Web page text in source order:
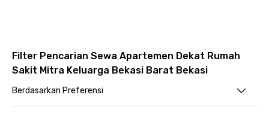
Filter Pencarian Sewa Apartemen Dekat Rumah
Sakit Mitra Keluarga Bekasi Barat Bekasi
Berdasarkan Preferensi